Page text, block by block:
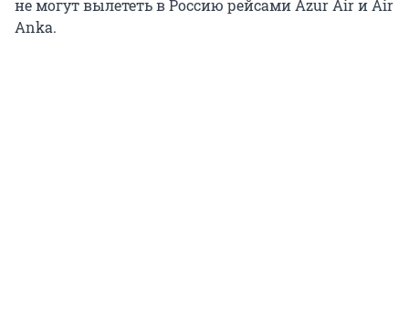
не могут вылететь в Россию рейсами Azur Air и Air
Anka.